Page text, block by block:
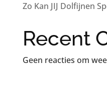
Zo Kan JIJ Dolfijnen
Recent
Geen reacties om